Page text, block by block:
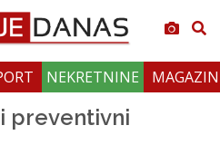
NEKRETNINE
preventivni